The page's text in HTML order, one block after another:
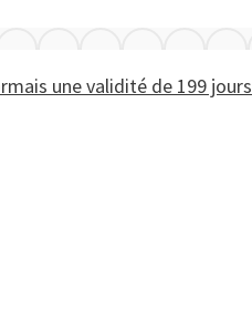
une validité de 199 jours